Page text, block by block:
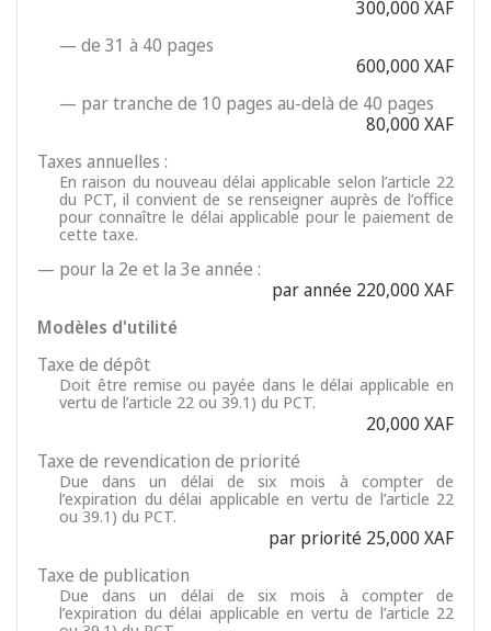
300,000 XAF
— de 31 à 40 pages
600,000 XAF
— par tranche de 10 pages au-delà de 40 pages
80,000 XAF
Taxes annuelles :
En raison du nouveau délai applicable selon l’article 22
du PCT, il convient de se renseigner auprès de l’office
pour connaître le délai applicable pour le paiement de
cette taxe.
— pour la 2e et la 3e année :
par année 220,000 XAF
Modèles d'utilité
Taxe de dépôt
Doit être remise ou payée dans le délai applicable en
vertu de l’article 22 ou 39.1) du PCT.
20,000 XAF
Taxe de revendication de priorité
Due dans un délai de six mois à compter de
l’expiration du délai applicable en vertu de l’article 22
ou 39.1) du PCT.
par priorité 25,000 XAF
Taxe de publication
Due dans un délai de six mois à compter de
l’expiration du délai applicable en vertu de l’article 22